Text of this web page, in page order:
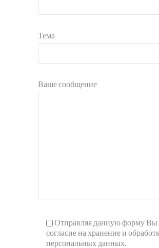
Тема
Ваше сообщение
Отправляя данную форму Вы
согласие на хранение и
персональных данных.